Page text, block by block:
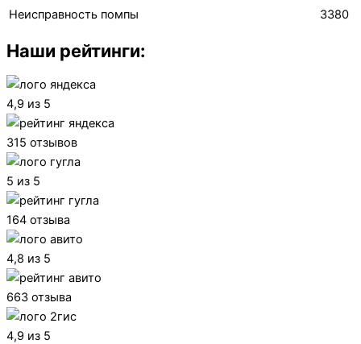
Неисправность помпы
3380
Наши рейтинги:
4,9 из 5
315 отзывов
5 из 5
164 отзыва
4,8 из 5
663 отзыва
4,9 из 5